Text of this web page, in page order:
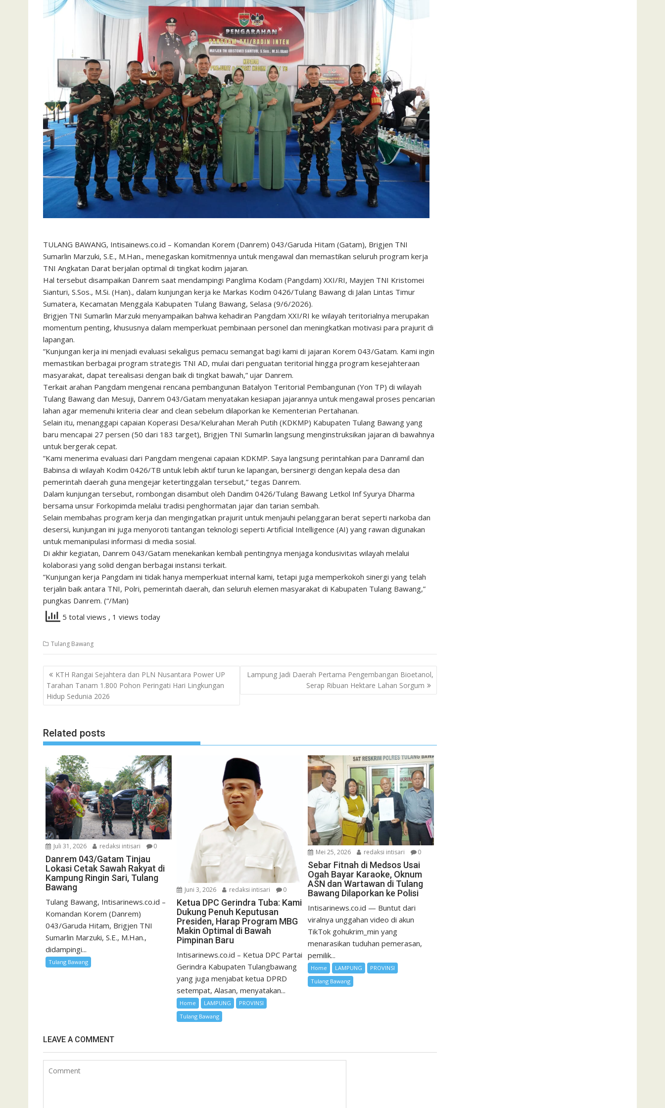
​TULANG BAWANG, Intisainews.co.id – Komandan Korem (Danrem) 043/Garuda Hitam (Gatam), Brigjen TNI
Sumarlin Marzuki, S.E., M.Han., menegaskan komitmennya untuk mengawal dan memastikan seluruh program kerja
TNI Angkatan Darat berjalan optimal di tingkat kodim jajaran.
​Hal tersebut disampaikan Danrem saat mendampingi Panglima Kodam (Pangdam) XXI/RI, Mayjen TNI Kristomei
Sianturi, S.Sos., M.Si. (Han)., dalam kunjungan kerja ke Markas Kodim 0426/Tulang Bawang di Jalan Lintas Timur
Sumatera, Kecamatan Menggala Kabupaten Tulang Bawang, Selasa (9/6/2026).
​Brigjen TNI Sumarlin Marzuki menyampaikan bahwa kehadiran Pangdam XXI/RI ke wilayah teritorialnya merupakan
momentum penting, khususnya dalam memperkuat pembinaan personel dan meningkatkan motivasi para prajurit di
lapangan.
​”Kunjungan kerja ini menjadi evaluasi sekaligus pemacu semangat bagi kami di jajaran Korem 043/Gatam. Kami ingin
memastikan berbagai program strategis TNI AD, mulai dari penguatan teritorial hingga program kesejahteraan
masyarakat, dapat terealisasi dengan baik di tingkat bawah,” ujar Danrem.
​​Terkait arahan Pangdam mengenai rencana pembangunan Batalyon Teritorial Pembangunan (Yon TP) di wilayah
Tulang Bawang dan Mesuji, Danrem 043/Gatam menyatakan kesiapan jajarannya untuk mengawal proses pencarian
lahan agar memenuhi kriteria clear and clean sebelum dilaporkan ke Kementerian Pertahanan.
​Selain itu, menanggapi capaian Koperasi Desa/Kelurahan Merah Putih (KDKMP) Kabupaten Tulang Bawang yang
baru mencapai 27 persen (50 dari 183 target), Brigjen TNI Sumarlin langsung menginstruksikan jajaran di bawahnya
untuk bergerak cepat.
​”Kami menerima evaluasi dari Pangdam mengenai capaian KDKMP. Saya langsung perintahkan para Danramil dan
Babinsa di wilayah Kodim 0426/TB untuk lebih aktif turun ke lapangan, bersinergi dengan kepala desa dan
pemerintah daerah guna mengejar ketertinggalan tersebut,” tegas Danrem.
​Dalam kunjungan tersebut, rombongan disambut oleh Dandim 0426/Tulang Bawang Letkol Inf Syurya Dharma
bersama unsur Forkopimda melalui tradisi penghormatan jajar dan tarian sembah.
​Selain membahas program kerja dan mengingatkan prajurit untuk menjauhi pelanggaran berat seperti narkoba dan
desersi, kunjungan ini juga menyoroti tantangan teknologi seperti Artificial Intelligence (AI) yang rawan digunakan
untuk memanipulasi informasi di media sosial.
​Di akhir kegiatan, Danrem 043/Gatam menekankan kembali pentingnya menjaga kondusivitas wilayah melalui
kolaborasi yang solid dengan berbagai instansi terkait.
​”Kunjungan kerja Pangdam ini tidak hanya memperkuat internal kami, tetapi juga memperkokoh sinergi yang telah
terjalin baik antara TNI, Polri, pemerintah daerah, dan seluruh elemen masyarakat di Kabupaten Tulang Bawang,”
pungkas Danrem. (“/Man)
5 total views , 1 views today
Tulang Bawang
Navigasi
pos
KTH Rangai Sejahtera dan PLN Nusantara Power UP
Tarahan Tanam 1.800 Pohon Peringati Hari Lingkungan
Hidup Sedunia 2026
Lampung Jadi Daerah Pertama Pengembangan Bioetanol,
Serap Ribuan Hektare Lahan Sorgum
Related posts
Juli 31, 2026 redaksi intisari 0
Danrem 043/Gatam Tinjau
Lokasi Cetak Sawah Rakyat di
Kampung Ringin Sari, Tulang
Bawang
Tulang Bawang, Intisarinews.co.id –
Komandan Korem (Danrem)
043/Garuda Hitam, Brigjen TNI
Sumarlin Marzuki, S.E., M.Han.,
didampingi...
Tulang Bawang
Juni 3, 2026 redaksi intisari 0
Ketua DPC Gerindra Tuba: Kami
Dukung Penuh Keputusan
Presiden, Harap Program MBG
Makin Optimal di Bawah
Pimpinan Baru
Intisarinews.co.id – Ketua DPC Partai
Gerindra Kabupaten Tulangbawang
yang juga menjabat ketua DPRD
setempat, Alasan, menyatakan...
Home LAMPUNG
PROVINSI
Tulang Bawang
Mei 25, 2026 redaksi intisari 0
Sebar Fitnah di Medsos Usai
Ogah Bayar Karaoke, Oknum
ASN dan Wartawan di Tulang
Bawang Dilaporkan ke Polisi
Intisarinews.co.id — Buntut dari
viralnya unggahan video di akun
TikTok gohukrim_min yang
menarasikan tuduhan pemerasan,
pemilik...
Home LAMPUNG
PROVINSI
Tulang Bawang
LEAVE A COMMENT